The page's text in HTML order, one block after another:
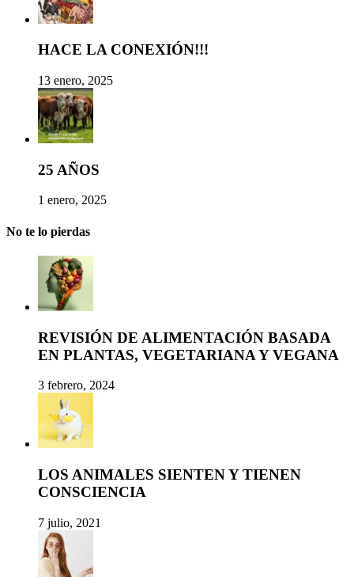
HACE LA CONEXIÓN!!!
13 enero, 2025
25 AÑOS
1 enero, 2025
No te lo pierdas
REVISIÓN DE ALIMENTACIÓN BASADA
EN PLANTAS, VEGETARIANA Y VEGANA
3 febrero, 2024
LOS ANIMALES SIENTEN Y TIENEN
CONSCIENCIA
7 julio, 2021